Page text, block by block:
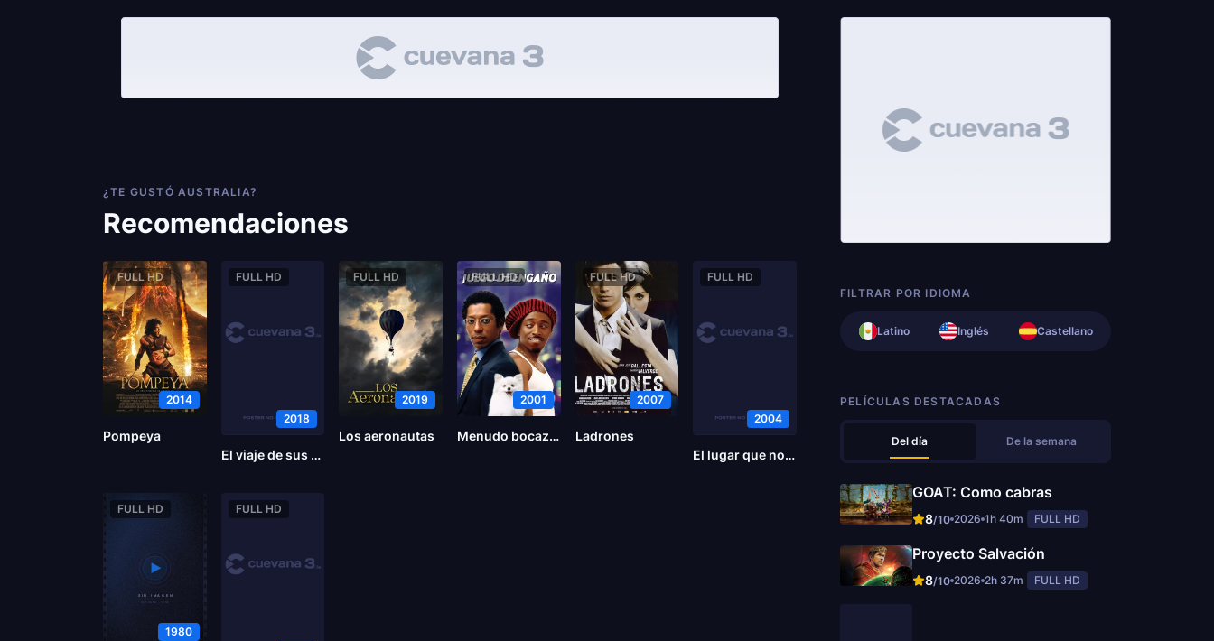
¿TE GUSTÓ AUSTRALIA?
Recomendaciones
FULL HD
2014
Pompeya
FULL HD
2018
El viaje de sus vidas
FULL HD
2019
Los aeronautas
FULL HD
2001
Menudo bocazas
FULL HD
2007
Ladrones
FULL HD
2004
El lugar que nos prometimos
FULL HD
1980
FULL HD
FILTRAR POR IDIOMA
Latino Inglés Castellano
PELÍCULAS DESTACADAS
Del día De la semana
GOAT: Como cabras
8/10 2026 1h 40m FULL HD
Proyecto Salvación
8/10 2026 2h 37m FULL HD